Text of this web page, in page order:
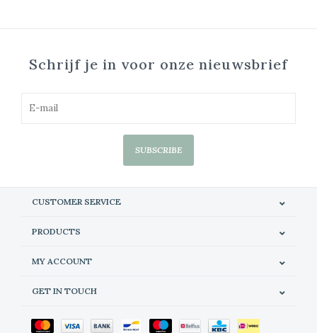
Schrijf je in voor onze nieuwsbrief
SUBSCRIBE
CUSTOMER SERVICE
PRODUCTS
MY ACCOUNT
GET IN TOUCH